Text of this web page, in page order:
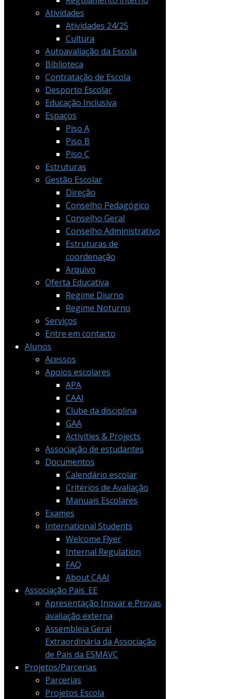
Atividades
Atividades 24/25
Cultura
Autoavaliação da Escola
Biblioteca
Contratação de Escola
Desporto Escolar
Educação Inclusiva
Espaços
Piso A
Piso B
Piso C
Estruturas
Gestão Escolar
Direção
Conselho Pedagógico
Conselho Geral
Conselho Administrativo
Estruturas de
coordenação
Arquivo
Oferta Educativa
Regime Diurno
Regime Noturno
Serviços
Entre em contacto
Alunos
Acessos
Apoios escolares
APA
CAAI
Clube da disciplina
GAA
Activities & Projects
Associação de estudantes
Documentos
Calendário escolar
Critérios de Avaliação
Manuais Escolares
Exames
International Students
Welcome Flyer
Internal Regulation
FAQ
About CAAI
Associação Pais_EE
Apresentação Inovar e Provas
avaliação externa
Assembleia Geral
Extraordinária da Associação
de Pais da ESMAVC
Projetos/Parcerias
Parcerias
Projetos Escola